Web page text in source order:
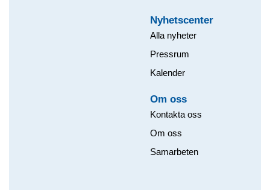
Nyhetscenter
Alla nyheter
Pressrum
Kalender
Om oss​
Kontakta oss
Om oss
Samarbeten